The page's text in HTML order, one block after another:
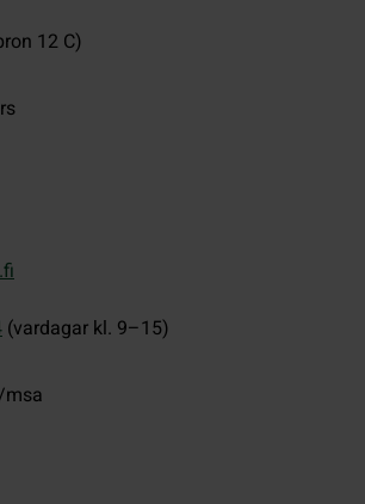
12 C)
(vardagar kl. 9–15)